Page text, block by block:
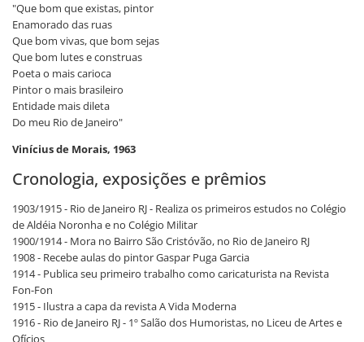
"Que bom que existas, pintor
Enamorado das ruas
Que bom vivas, que bom sejas
Que bom lutes e construas
Poeta o mais carioca
Pintor o mais brasileiro
Entidade mais dileta
Do meu Rio de Janeiro"
Vinícius de Morais, 1963
Cronologia, exposições e prêmios
1903/1915 - Rio de Janeiro RJ - Realiza os primeiros estudos no Colégio
de Aldéia Noronha e no Colégio Militar
1900/1914 - Mora no Bairro São Cristóvão, no Rio de Janeiro RJ
1908 - Recebe aulas do pintor Gaspar Puga Garcia
1914 - Publica seu primeiro trabalho como caricaturista na Revista
Fon-Fon
1915 - Ilustra a capa da revista A Vida Moderna
1916 - Rio de Janeiro RJ - 1º Salão dos Humoristas, no Liceu de Artes e
Ofícios